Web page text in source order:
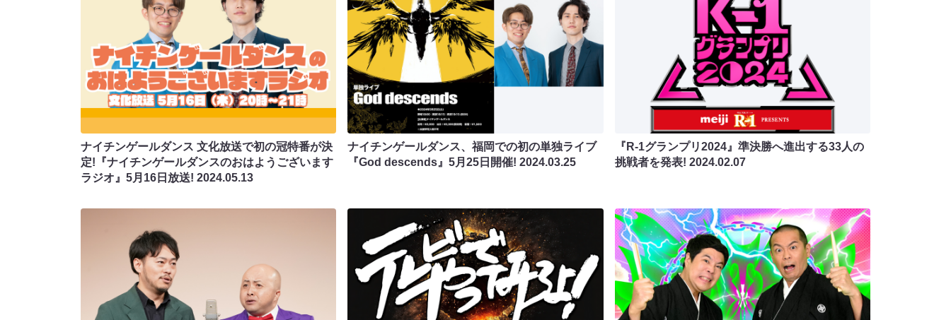
ナイチンゲールダンス 文化放送で初の冠特番が決
定!『ナイチンゲールダンスのおはようございます
ラジオ』5月16日放送! 2024.05.13
ナイチンゲールダンス、福岡での初の単独ライブ
『God descends』5月25日開催!2024.03.25
『R-1グランプリ2024』準決勝へ進出する33人の
挑戦者を発表! 2024.02.07